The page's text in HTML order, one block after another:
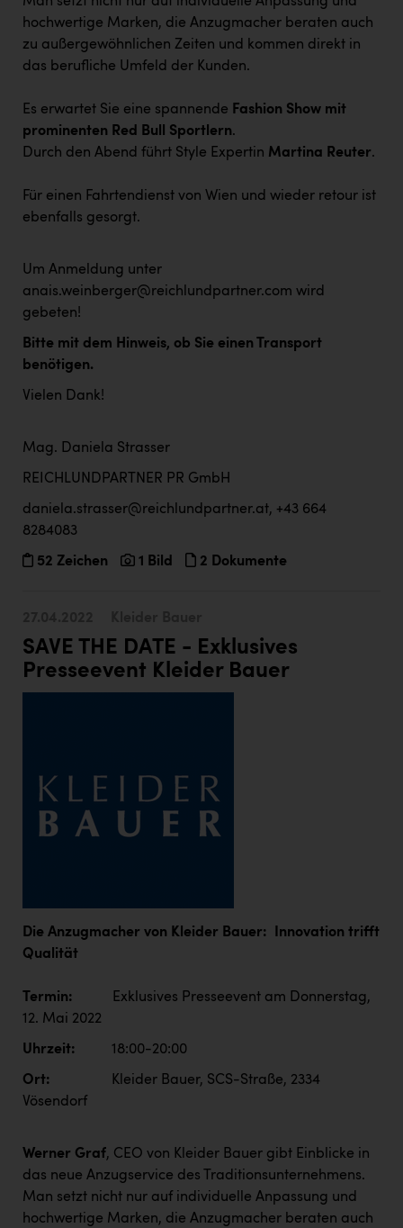
hochwertige Marken, die Anzugmacher beraten auch
zu außergewöhnlichen Zeiten und kommen direkt in
das berufliche Umfeld der Kunden.
Es erwartet Sie eine spannende Fashion Show mit
prominenten Red Bull Sportlern.
Durch den Abend führt Style Expertin Martina Reuter.
Für einen Fahrtendienst von Wien und wieder retour ist
ebenfalls gesorgt.
Um Anmeldung unter
anais.weinberger@reichlundpartner.com wird
gebeten!
Bitte mit dem Hinweis, ob Sie einen Transport
benötigen.
Vielen Dank!
Mag. Daniela Strasser
REICHLUNDPARTNER PR GmbH
daniela.strasser@reichlundpartner.at, +43 664
8284083
52 Zeichen 1 Bild 2 Dokumente
SAVE THE DATE - Exklusives
Presseevent Kleider Bauer
Die Anzugmacher von Kleider Bauer: Innovation trifft
Qualität
Termin: Exklusives Presseevent am Donnerstag,
12. Mai 2022
Uhrzeit: 18:00-20:00
Ort: Kleider Bauer, SCS-Straße, 2334
Vösendorf
Werner Graf, CEO von Kleider Bauer gibt Einblicke in
das neue Anzugservice des Traditionsunternehmens.
Man setzt nicht nur auf individuelle Anpassung und
hochwertige Marken, die Anzugmacher beraten auch